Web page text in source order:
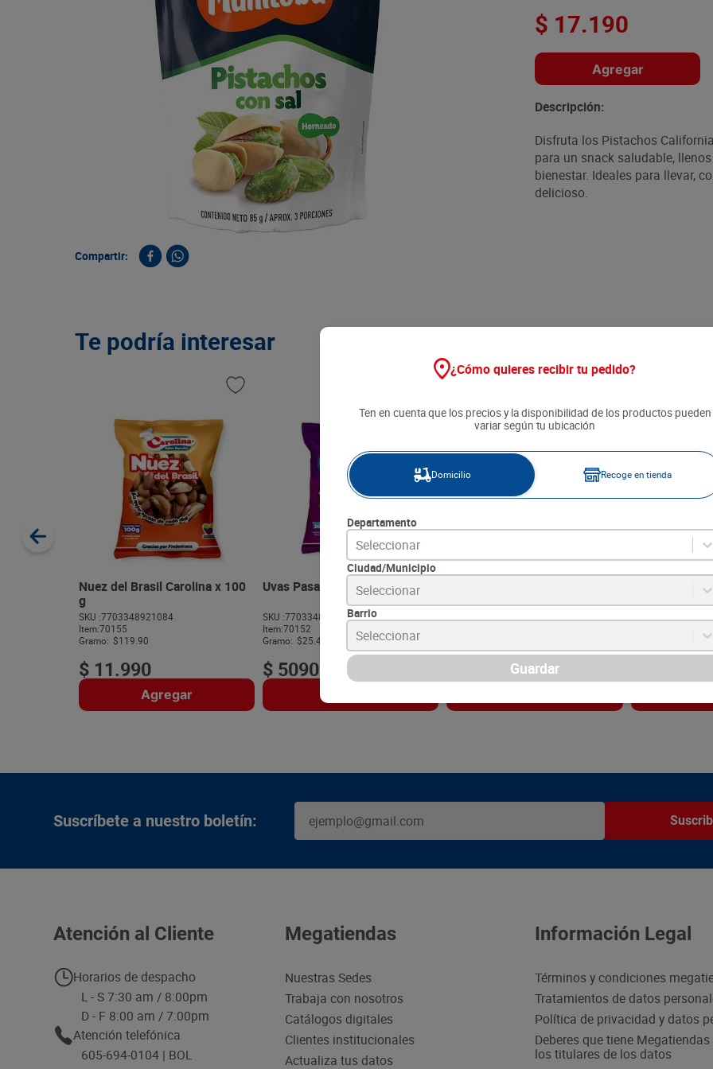
queso
papa
Compartir:
$ 17.190
Agregar
Descripción:
Disfruta los Pistachos
para un snack saludable,
bienestar. Ideales para llevar,
delicioso.
Te podría interesar
Nuez del Brasil Carolina x 100
g
SKU :7703348921084
Item:70155
Gramo: $119.90
$ 11.990
Agregar
Uvas Pasas Carolina x 200 g
SKU :7703348904728
Item:70152
Gramo: $25.45
$ 5090
Mani La
40 g
Suscríbete a nuestro boletín:
Atención al Cliente
Horarios de despacho
L - S 7:30 am / 8:00pm
D - F 8:00 am / 7:00pm
Atención telefónica
605-694-0104 | BOL
Megatiendas
Nuestras Sedes
Trabaja con nosotros
Catálogos digitales
Clientes institucionales
Actualiza tus datos
Información Legal
Términos y condiciones
Tratamientos de datos
Política de privacidad y datos
Deberes que tiene
los titulares de los datos
¿Cómo quieres recibir tu pedido?
Ten en cuenta que los precios y la disponibilidad de los productos pueden
variar según tu ubicación
Domicilio Recoge en tienda
Departamento
Seleccionar
Ciudad/Municipio
Seleccionar
Barrio
Seleccionar
Guardar